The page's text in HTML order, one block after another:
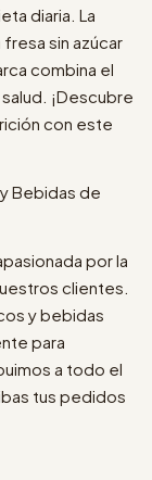
diaria. La
sin azúcar
combina el
¡Descubre
con este
Bebidas de
por la
clientes.
y bebidas
para
a todo el
tus pedidos